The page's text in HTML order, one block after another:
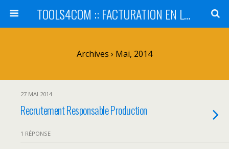
TOOLS4COM :: FACTURATION EN LIGNE - SaaS
Archives › Mai, 2014
27 MAI 2014
Recrutement Responsable Production
1 RÉPONSE